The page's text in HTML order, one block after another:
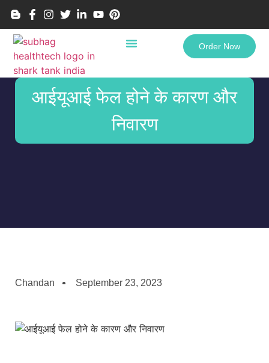
Order Now
आईयूआई फेल होने के कारण और
निवारण
Chandan September 23, 2023